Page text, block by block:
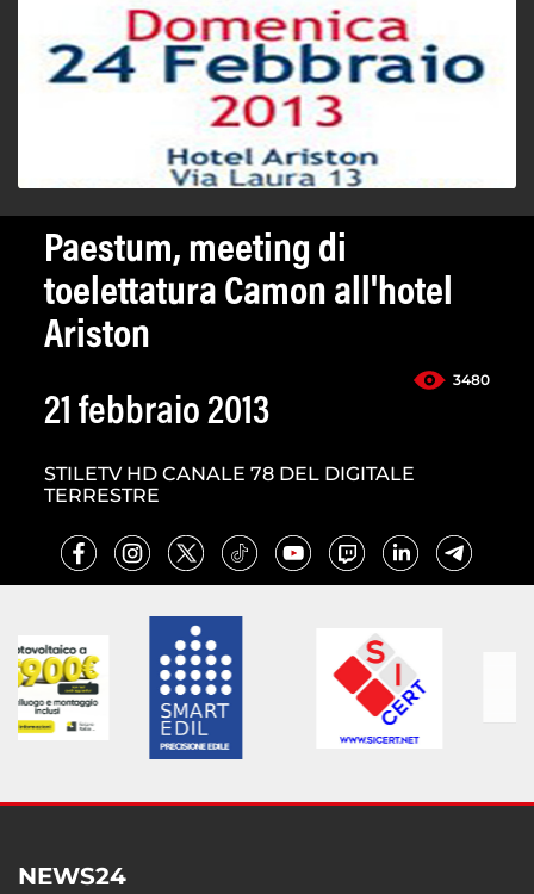
Paestum, meeting di
toelettatura Camon all'hotel
Ariston
3480
21 febbraio 2013
STILETV HD CANALE 78 DEL DIGITALE
TERRESTRE
NEWS24